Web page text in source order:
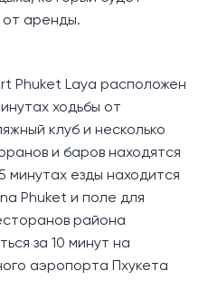
от аренды.
Phuket Laya расположен
ходьбы от
клуб и несколько
и баров находятся
минутах езды находится
Phuket и поле для
района
за 10 минут на
аэропорта Пхукета